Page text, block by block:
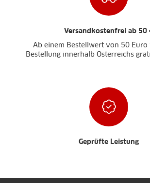
Versandkostenfrei ab 50
Ab einem Bestellwert von 50
Bestellung innerhalb Österreichs
Geprüfte Leistung